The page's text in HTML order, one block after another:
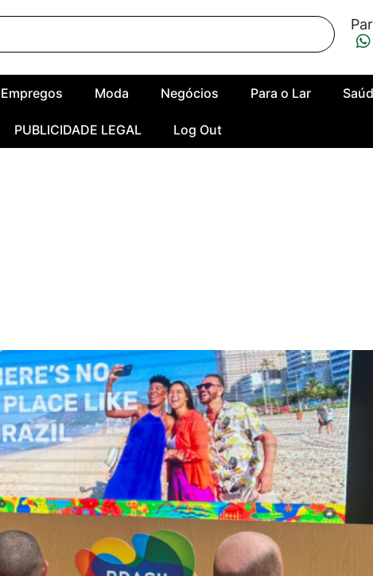
Empregos Moda Negócios Para o Lar
PUBLICIDADE LEGAL Log Out